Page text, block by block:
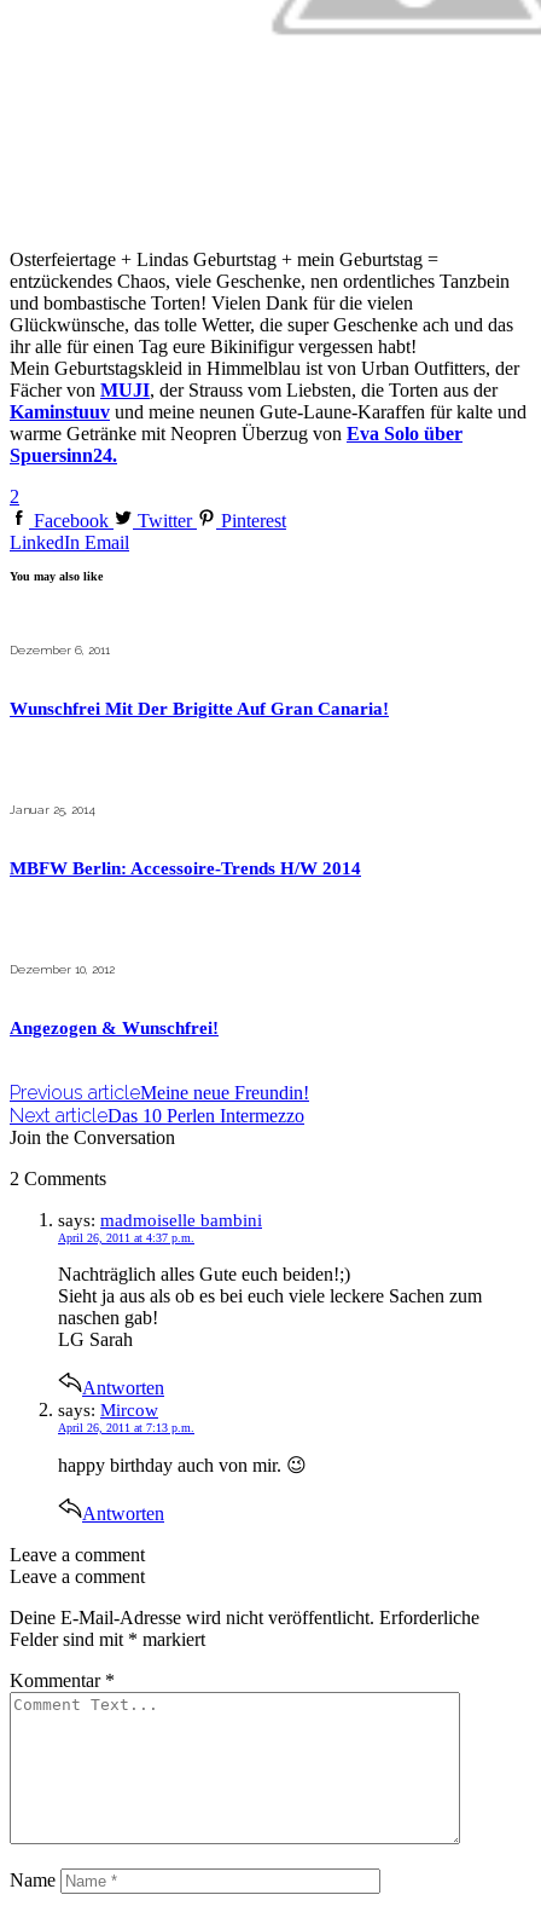
Osterfeiertage + Lindas Geburtstag + mein Geburtstag =
entzückendes Chaos, viele Geschenke, nen ordentliches Tanzbein
und bombastische Torten! Vielen Dank für die vielen
Glückwünsche, das tolle Wetter, die super Geschenke ach und das
ihr alle für einen Tag eure Bikinifigur vergessen habt!
Mein Geburtstagskleid in Himmelblau ist von Urban Outfitters, der
Fächer von MUJI, der Strauss vom Liebsten, die Torten aus der
Kaminstuuv und meine neunen Gute-Laune-Karaffen für kalte und
warme Getränke mit Neopren Überzug von Eva Solo über
Spuersinn24.
2
Facebook
Twitter
Pinterest
LinkedIn Email
You may also like
Dezember 6, 2011
Wunschfrei Mit Der Brigitte Auf Gran Canaria!
Januar 25, 2014
MBFW Berlin: Accessoire-Trends H/W 2014
Dezember 10, 2012
Angezogen & Wunschfrei!
Previous articleMeine neue Freundin!
Next articleDas 10 Perlen Intermezzo
Join the Conversation
2 Comments
says: madmoiselle bambini
April 26, 2011 at 4:37 p.m.
Nachträglich alles Gute euch beiden!;)
Sieht ja aus als ob es bei euch viele leckere Sachen zum
naschen gab!
LG Sarah
Antworten
says: Mircow
April 26, 2011 at 7:13 p.m.
happy birthday auch von mir. 😉
Antworten
Leave a comment
Leave a comment
Deine E-Mail-Adresse wird nicht veröffentlicht. Erforderliche
Felder sind mit * markiert
Kommentar *
Name